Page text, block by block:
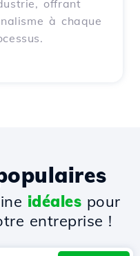
offrant
à chaque
idéales pour
entreprise !